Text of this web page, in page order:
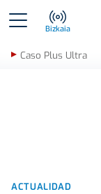
Bizkaia
Caso Plus Ultra
ACTUALIDAD